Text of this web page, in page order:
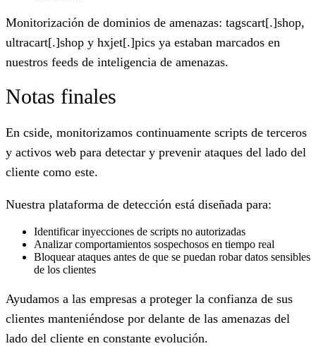
Monitorización de dominios de amenazas: tagscart[.]shop,
ultracart[.]shop y hxjet[.]pics ya estaban marcados en
nuestros feeds de inteligencia de amenazas.
Notas finales
En cside, monitorizamos continuamente scripts de terceros
y activos web para detectar y prevenir ataques del lado del
cliente como este.
Nuestra plataforma de detección está diseñada para:
Identificar inyecciones de scripts no autorizadas
Analizar comportamientos sospechosos en tiempo real
Bloquear ataques antes de que se puedan robar datos sensibles
de los clientes
Ayudamos a las empresas a proteger la confianza de sus
clientes manteniéndose por delante de las amenazas del
lado del cliente en constante evolución.